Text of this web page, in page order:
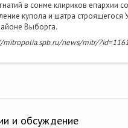
в сонме клириков епархии
купола и шатра строящегося
Выборга.
mitropolia.spb.ru/news/mitr/
и обсуждение